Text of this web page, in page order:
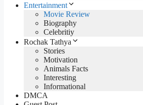
Entertainment
Movie Review
Biography
Celebritiy
Rochak Tathya
Stories
Motivation
Animals Facts
Interesting
Informational
DMCA